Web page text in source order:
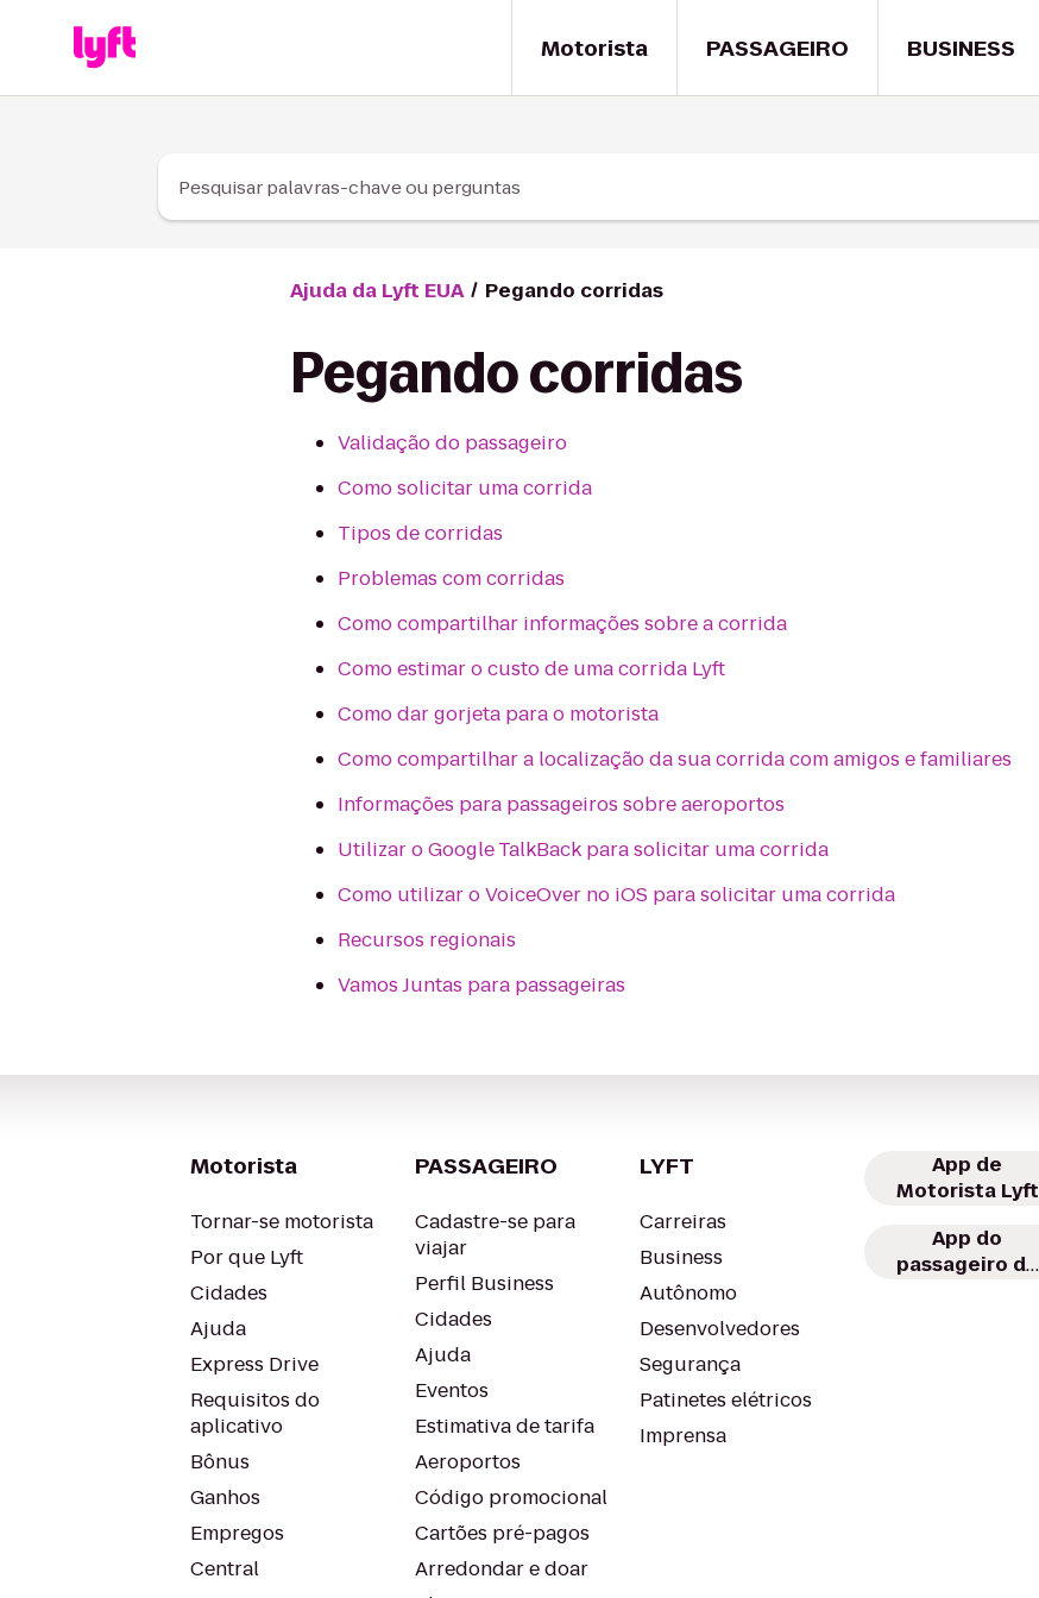
Motorista PASSAGEIRO BUSINESS
Pesquisar palavras-chave ou perguntas
Ajuda da Lyft EUA Pegando corridas
Pegando corridas
Validação do passageiro
Como solicitar uma corrida
Tipos de corridas
Problemas com corridas
Como compartilhar informações sobre a corrida
Como estimar o custo de uma corrida Lyft
Como dar gorjeta para o motorista
Como compartilhar a localização da sua corrida com amigos e familiares
Informações para passageiros sobre aeroportos
Utilizar o Google TalkBack para solicitar uma corrida
Como utilizar o VoiceOver no iOS para solicitar uma corrida
Recursos regionais
Vamos Juntas para passageiras
Motorista
Tornar-se motorista
Por que Lyft
Cidades
Ajuda
Express Drive
Requisitos do
aplicativo
Bônus
Ganhos
Empregos
Central
PASSAGEIRO
Cadastre-se para
viajar
Perfil Business
Cidades
Ajuda
Eventos
Estimativa de tarifa
Aeroportos
Código promocional
Cartões pré-pagos
Arredondar e doar
LYFT
Carreiras
Business
Autônomo
Desenvolvedores
Segurança
Patinetes elétricos
Imprensa
App de
Motorista Lyft
App do
passageiro da